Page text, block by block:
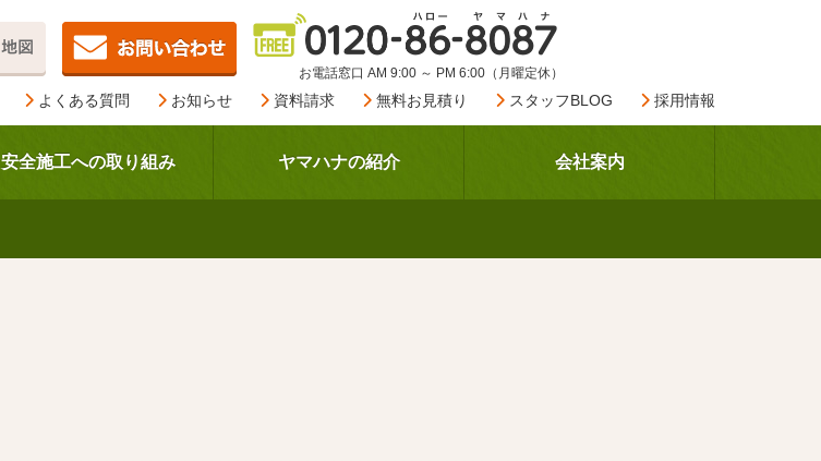
お電話窓口 AM 9:00 ～ PM 6:00（月曜定休）
よくある質問 お知らせ 資料請求 無料お見積り スタッフBLOG 採用情報
安全施工への取り組み ヤマハナの紹介 会社案内